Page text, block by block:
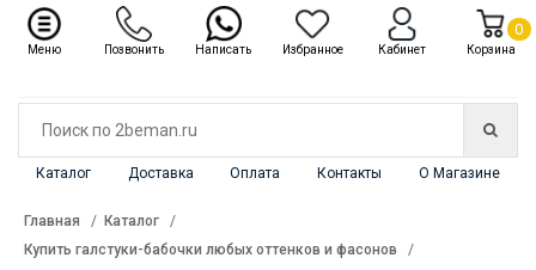
Каталог Доставка Оплата Контакты О Магазине
Каталог ✖
Главная
Каталог
Купить галстуки-бабочки любых оттенков и фасонов
Меню Позвонить Написать Избранное Кабинет Корзина
0